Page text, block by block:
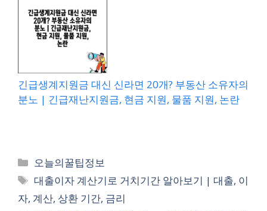
긴급생계지원금 대신 신라면 20개? 부동산 소유자의
분노 | 긴급재난지원금, 현금 지원, 물품 지원, 논란
카
테
고
리
오늘의꿀팁정보
태
그
대출이자 계산기로 거치기간 알아보기 | 대출, 이
자, 계산, 상환 기간, 금리